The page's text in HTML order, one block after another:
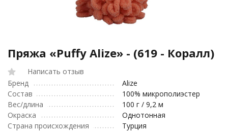
Пряжа «Puffy Alize» - (619 - Коралл)
Написать отзыв
Бренд
Alize
Состав
100% микрополиэстер
Вес/длина
100 г / 9,2 м
Окраска
Однотонная
Страна происхождения
Турция